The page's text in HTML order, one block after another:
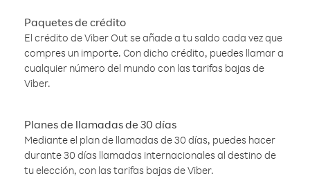
Paquetes de crédito
El crédito de Viber Out se añade a tu saldo cada vez que
compres un importe. Con dicho crédito, puedes llamar a
cualquier número del mundo con las tarifas bajas de
Viber.
Planes de llamadas de 30 días
Mediante el plan de llamadas de 30 días, puedes hacer
durante 30 días llamadas internacionales al destino de
tu elección, con las tarifas bajas de Viber.